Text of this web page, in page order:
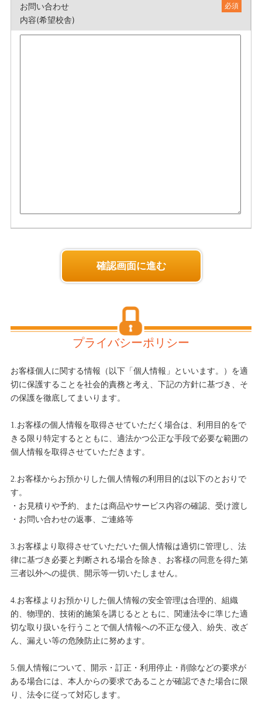
お問い合わせ
内容(希望校舎)
必須
確認画面に進む
プライバシーポリシー
お客様個人に関する情報（以下「個人情報」といいます。）を適
切に保護することを社会的責務と考え、下記の方針に基づき、そ
の保護を徹底してまいります。
1.お客様の個人情報を取得させていただく場合は、利用目的をで
きる限り特定するとともに、適法かつ公正な手段で必要な範囲の
個人情報を取得させていただきます。
2.お客様からお預かりした個人情報の利用目的は以下のとおりで
す。
・お見積りや予約、または商品やサービス内容の確認、受け渡し
・お問い合わせの返事、ご連絡等
3.お客様より取得させていただいた個人情報は適切に管理し、法
律に基づき必要と判断される場合を除き、お客様の同意を得た第
三者以外への提供、開示等一切いたしません。
4.お客様よりお預かりした個人情報の安全管理は合理的、組織
的、物理的、技術的施策を講じるとともに、関連法令に準じた適
切な取り扱いを行うことで個人情報への不正な侵入、紛失、改ざ
ん、漏えい等の危険防止に努めます。
5.個人情報について、開示・訂正・利用停止・削除などの要求が
ある場合には、本人からの要求であることが確認できた場合に限
り、法令に従って対応します。